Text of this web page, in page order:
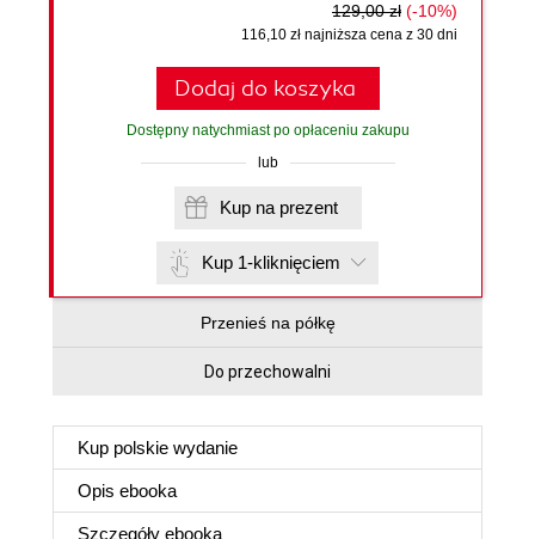
129,00 zł (-10%)
116,10 zł najniższa cena z 30 dni
Dodaj do koszyka
Dostępny natychmiast po opłaceniu zakupu
lub
Kup na prezent
Kup 1-kliknięciem
Przenieś na półkę
Do przechowalni
Kup polskie wydanie
Opis ebooka
Szczegóły ebooka